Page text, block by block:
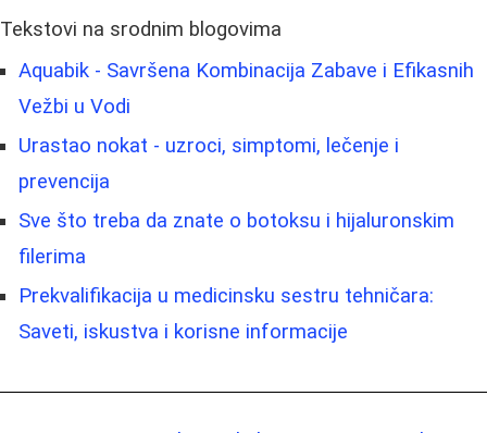
Tekstovi na srodnim blogovima
Aquabik - Savršena Kombinacija Zabave i Efikasnih
Vežbi u Vodi
Urаstao nokat - uzroci, simptomi, lečenje i
prevencija
Sve što treba da znate o botoksu i hijaluronskim
filerima
Prekvalifikacija u medicinsku sestru tehničara:
Saveti, iskustva i korisne informacije